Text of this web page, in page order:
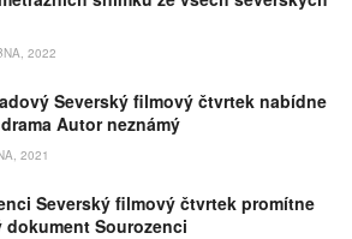
2022
Severský filmový čtvrtek nabídne
Autor neznámý
2021
Severský filmový čtvrtek promítne
dokument Sourozenci